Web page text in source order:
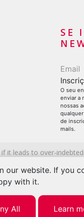
SE
O seu
enviar a
nossas
de
mails.
leads to over-
or hidden fees
of Zugsince 2007
our website. If you
with it.
All Learn